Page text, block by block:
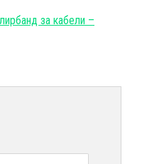
за кабели –